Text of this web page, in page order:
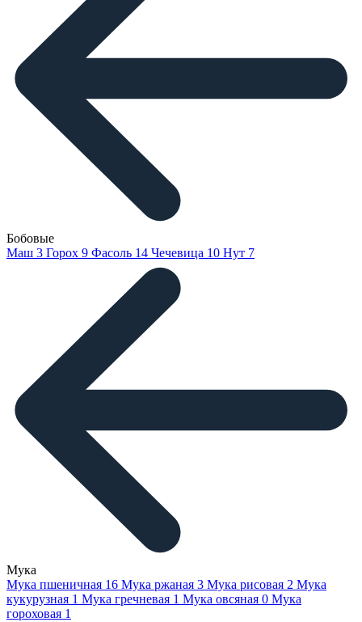
Бобовые
Маш 3 Горох 9 Фасоль 14 Чечевица 10 Нут 7
Мука
Мука пшеничная 16 Мука ржаная 3 Мука рисовая 2 Мука
кукурузная 1 Мука гречневая 1 Мука овсяная 0 Мука
гороховая 1